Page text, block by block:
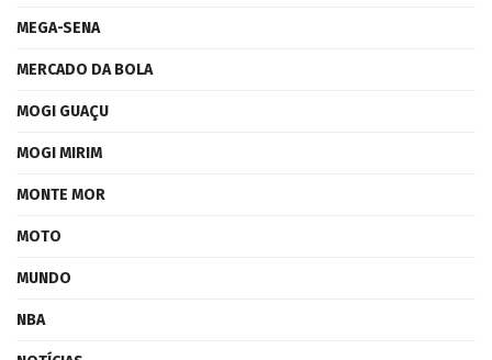
MEGA-SENA
MERCADO DA BOLA
MOGI GUAÇU
MOGI MIRIM
MONTE MOR
MOTO
MUNDO
NBA